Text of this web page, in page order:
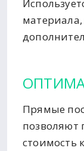
материала,
Прямые
стоимость